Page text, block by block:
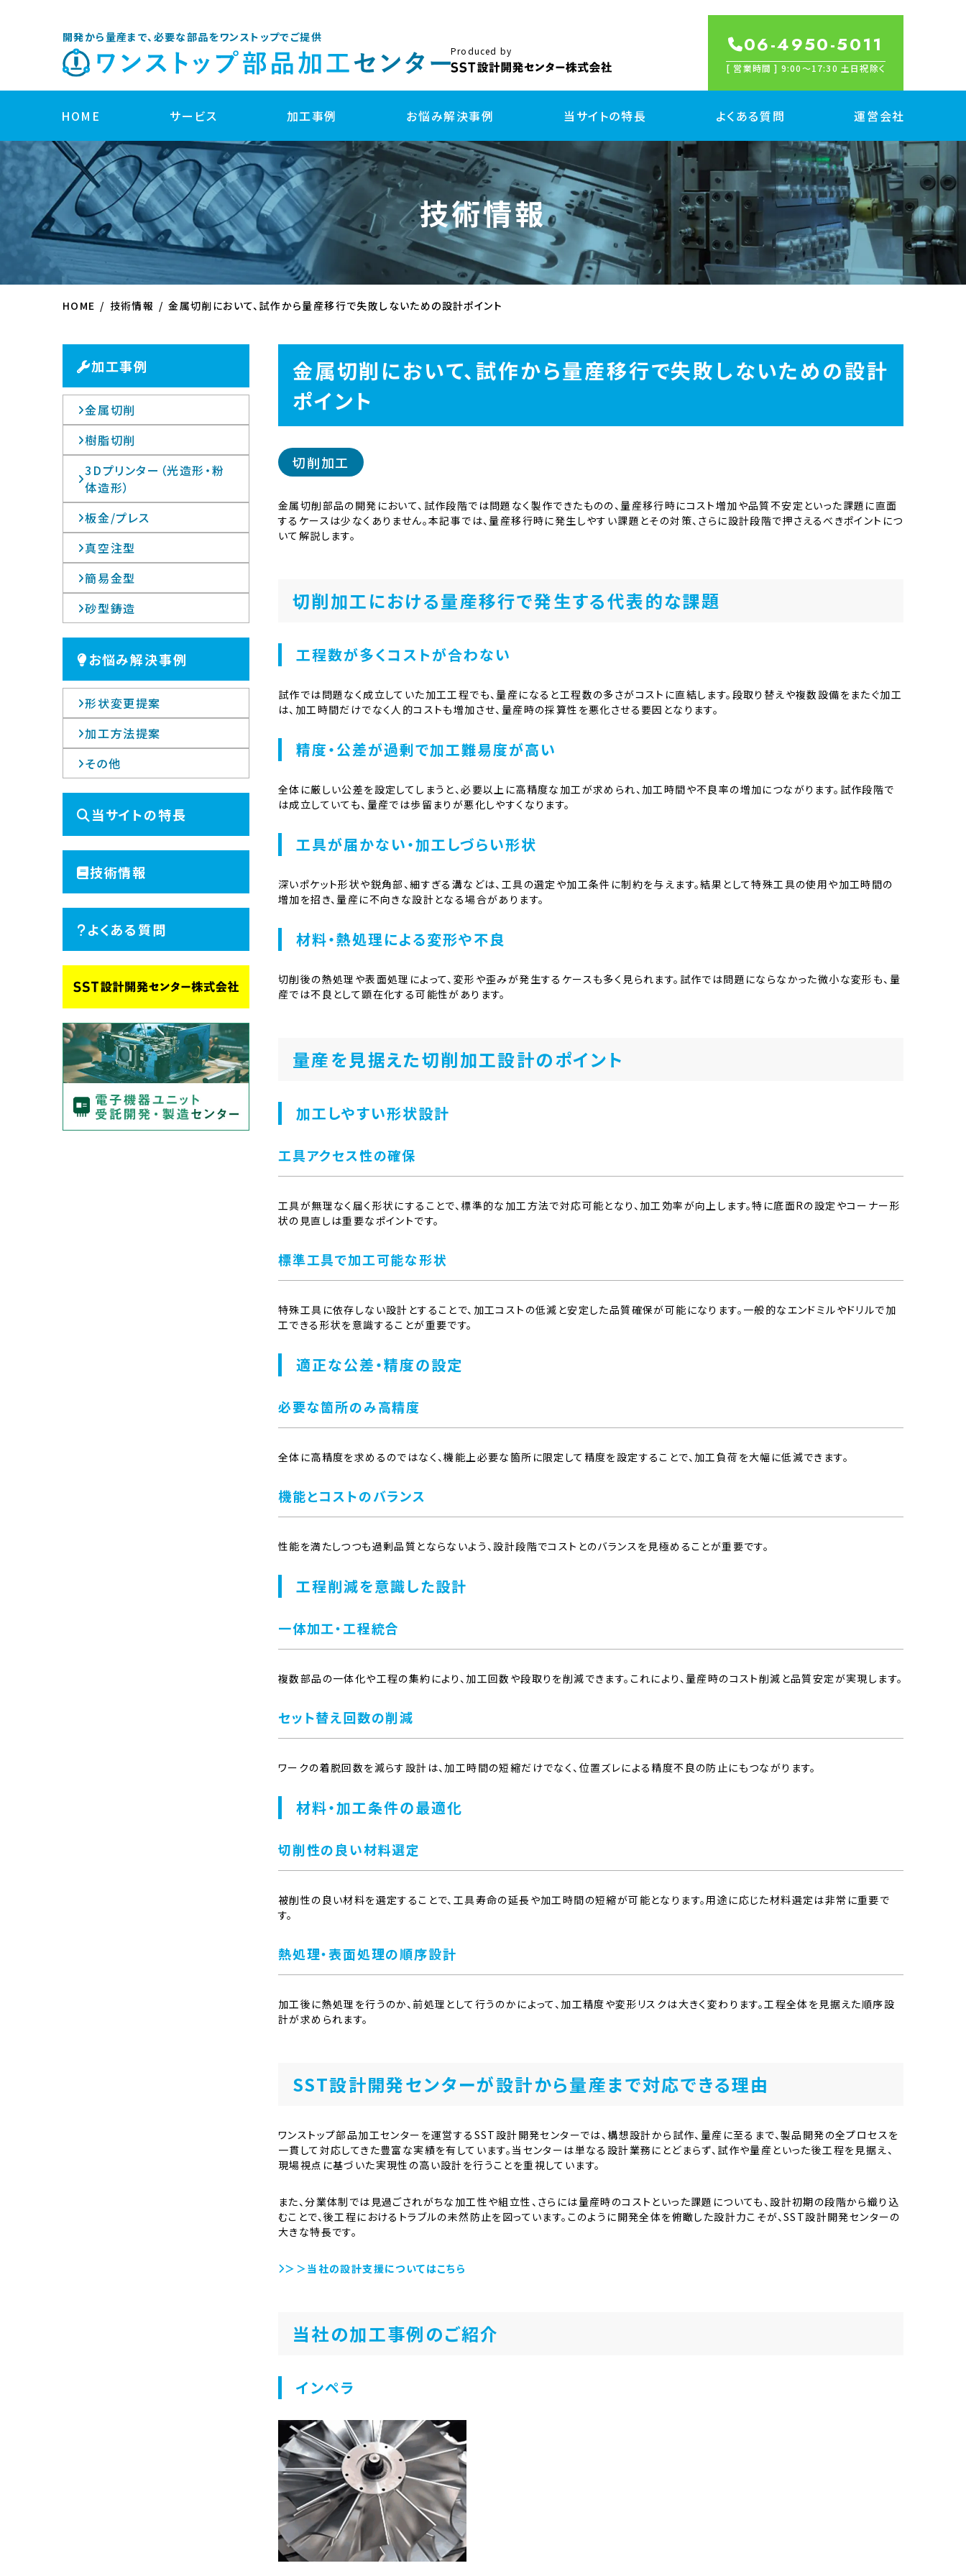
開発から量産まで、必要な部品をワンストップでご提供
Produced by 06-4950-5011
[ 営業時間 ] 9:00〜17:30 土日祝除く
HOME サービス
開発サポート
製品企画・開発サポート
部品設計サポート
試作
3DプリンターFDM方式 試作
切削加工 試作
板金/プレス加工 試作
真空注型 試作
3Dプリンター(光造形・粉体造形) 試作
射出成形用 簡易型 試作
ダイカスト鋳造 試作
量産
金属切削 量産
樹脂切削 量産
板金/プレス加工 量産
射出成形 量産
加工事例 お悩み解決事例 当サイトの特長 よくある質問 運営会社
技術情報
HOME 技術情報 金属切削において、試作から量産移行で失敗しないための設計ポイント
加工事例
金属切削
樹脂切削
3Dプリンター（光造形・粉
体造形）
板金/プレス
真空注型
簡易金型
砂型鋳造
お悩み解決事例
形状変更提案
加工方法提案
その他
当サイトの特長
技術情報
よくある質問
金属切削において、試作から量産移行で失敗しないための設計
ポイント
切削加工
金属切削部品の開発において、試作段階では問題なく製作できたものの、量産移行時にコスト増加や品質不安定といった課題に直面
するケースは少なくありません。本記事では、量産移行時に発生しやすい課題とその対策、さらに設計段階で押さえるべきポイントにつ
いて解説します。
切削加工における量産移行で発生する代表的な課題
工程数が多くコストが合わない
試作では問題なく成立していた加工工程でも、量産になると工程数の多さがコストに直結します。段取り替えや複数設備をまたぐ加工
は、加工時間だけでなく人的コストも増加させ、量産時の採算性を悪化させる要因となります。
精度・公差が過剰で加工難易度が高い
全体に厳しい公差を設定してしまうと、必要以上に高精度な加工が求められ、加工時間や不良率の増加につながります。試作段階で
は成立していても、量産では歩留まりが悪化しやすくなります。
工具が届かない・加工しづらい形状
深いポケット形状や鋭角部、細すぎる溝などは、工具の選定や加工条件に制約を与えます。結果として特殊工具の使用や加工時間の
増加を招き、量産に不向きな設計となる場合があります。
材料・熱処理による変形や不良
切削後の熱処理や表面処理によって、変形や歪みが発生するケースも多く見られます。試作では問題にならなかった微小な変形も、量
産では不良として顕在化する可能性があります。
量産を見据えた切削加工設計のポイント
加工しやすい形状設計
工具アクセス性の確保
工具が無理なく届く形状にすることで、標準的な加工方法で対応可能となり、加工効率が向上します。特に底面Rの設定やコーナー形
状の見直しは重要なポイントです。
標準工具で加工可能な形状
特殊工具に依存しない設計とすることで、加工コストの低減と安定した品質確保が可能になります。一般的なエンドミルやドリルで加
工できる形状を意識することが重要です。
適正な公差・精度の設定
必要な箇所のみ高精度
全体に高精度を求めるのではなく、機能上必要な箇所に限定して精度を設定することで、加工負荷を大幅に低減できます。
機能とコストのバランス
性能を満たしつつも過剰品質とならないよう、設計段階でコストとのバランスを見極めることが重要です。
工程削減を意識した設計
一体加工・工程統合
複数部品の一体化や工程の集約により、加工回数や段取りを削減できます。これにより、量産時のコスト削減と品質安定が実現します。
セット替え回数の削減
ワークの着脱回数を減らす設計は、加工時間の短縮だけでなく、位置ズレによる精度不良の防止にもつながります。
材料・加工条件の最適化
切削性の良い材料選定
被削性の良い材料を選定することで、工具寿命の延長や加工時間の短縮が可能となります。用途に応じた材料選定は非常に重要で
す。
熱処理・表面処理の順序設計
加工後に熱処理を行うのか、前処理として行うのかによって、加工精度や変形リスクは大きく変わります。工程全体を見据えた順序設
計が求められます。
SST設計開発センターが設計から量産まで対応できる理由
ワンストップ部品加工センターを運営するSST設計開発センターでは、構想設計から試作、量産に至るまで、製品開発の全プロセスを
一貫して対応してきた豊富な実績を有しています。当センターは単なる設計業務にとどまらず、試作や量産といった後工程を見据え、
現場視点に基づいた実現性の高い設計を行うことを重視しています。
また、分業体制では見過ごされがちな加工性や組立性、さらには量産時のコストといった課題についても、設計初期の段階から織り込
むことで、後工程におけるトラブルの未然防止を図っています。このように開発全体を俯瞰した設計力こそが、SST設計開発センターの
大きな特長です。
＞＞当社の設計支援についてはこちら
当社の加工事例のご紹介
インペラ